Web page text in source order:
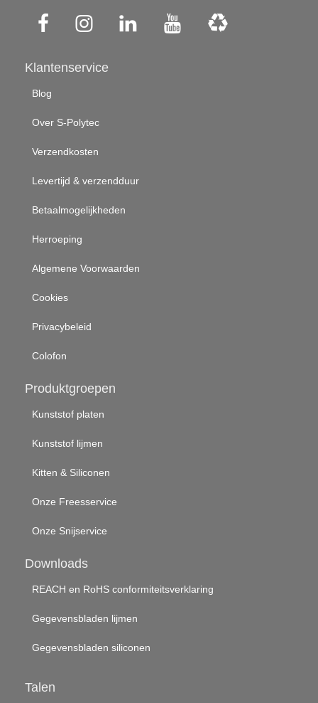
Klantenservice
Blog
Over S-Polytec
Verzendkosten
Levertijd & verzendduur
Betaalmogelijkheden
Herroeping
Algemene Voorwaarden
Cookies
Privacybeleid
Colofon
Produktgroepen
Kunststof platen
Kunststof lijmen
Kitten & Siliconen
Onze Freesservice
Onze Snijservice
Downloads
REACH en RoHS conformiteitsverklaring
Gegevensbladen lijmen
Gegevensbladen siliconen
Talen